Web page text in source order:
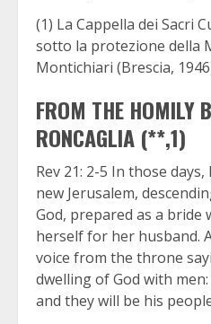
(1) La Cappella dei Sacri
sotto la protezione della
Montichiari (Brescia,
FROM THE HOMILY
RONCAGLIA (**,1)
Rev 21: 2-5 In those
new Jerusalem,
God, prepared as a bride
herself for her husband.
voice from the throne
dwelling of God with
and they will be his